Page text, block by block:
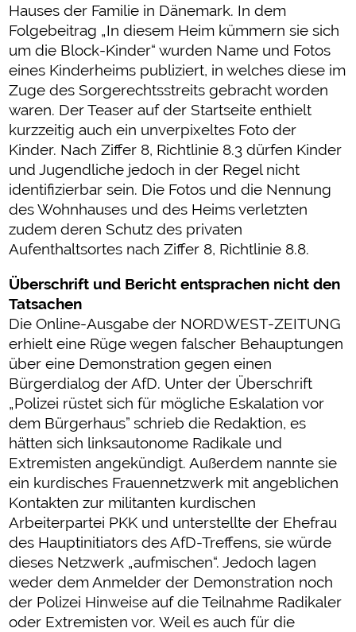
Hauses der Familie in Dänemark. In dem
Folgebeitrag „In diesem Heim kümmern sie sich
um die Block-Kinder“ wurden Name und Fotos
eines Kinderheims publiziert, in welches diese im
Zuge des Sorgerechtsstreits gebracht worden
waren. Der Teaser auf der Startseite enthielt
kurzzeitig auch ein unverpixeltes Foto der
Kinder. Nach Ziffer 8, Richtlinie 8.3 dürfen Kinder
und Jugendliche jedoch in der Regel nicht
identifizierbar sein. Die Fotos und die Nennung
des Wohnhauses und des Heims verletzten
zudem deren Schutz des privaten
Aufenthaltsortes nach Ziffer 8, Richtlinie 8.8.
Überschrift und Bericht entsprachen nicht den
Tatsachen
Die Online-Ausgabe der NORDWEST-ZEITUNG
erhielt eine Rüge wegen falscher Behauptungen
über eine Demonstration gegen einen
Bürgerdialog der AfD. Unter der Überschrift
„Polizei rüstet sich für mögliche Eskalation vor
dem Bürgerhaus” schrieb die Redaktion, es
hätten sich linksautonome Radikale und
Extremisten angekündigt. Außerdem nannte sie
ein kurdisches Frauennetzwerk mit angeblichen
Kontakten zur militanten kurdischen
Arbeiterpartei PKK und unterstellte der Ehefrau
des Hauptinitiators des AfD-Treffens, sie würde
dieses Netzwerk „aufmischen“. Jedoch lagen
weder dem Anmelder der Demonstration noch
der Polizei Hinweise auf die Teilnahme Radikaler
oder Extremisten vor. Weil es auch für die